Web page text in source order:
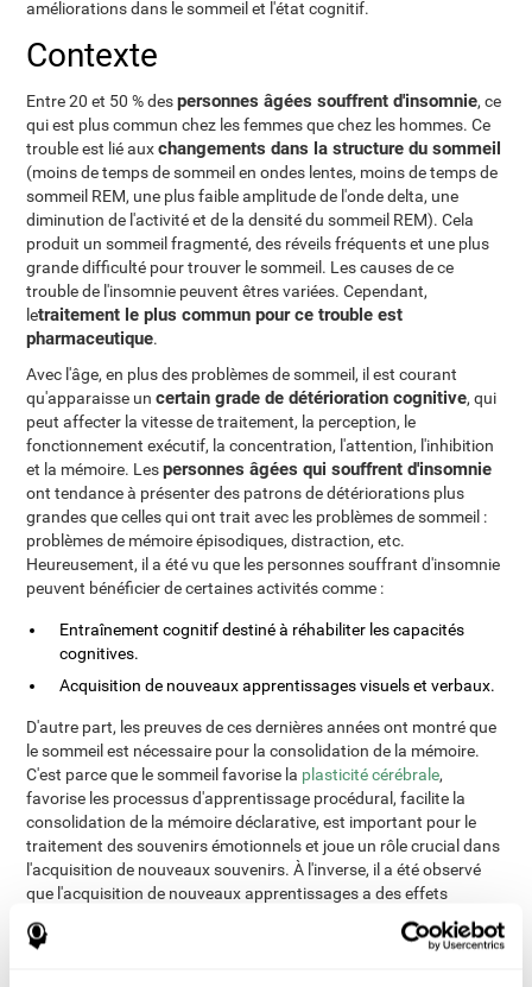
améliorations dans le sommeil et l'état cognitif.
Contexte
Entre 20 et 50 % despersonnes âgées souffrent d'insomnie, ce
qui est plus commun chez les femmes que chez les hommes. Ce
trouble est lié auxchangements dans la structure du sommeil
(moins de temps de sommeil en ondes lentes, moins de temps de
sommeil REM, une plus faible amplitude de l'onde delta, une
diminution de l'activité et de la densité du sommeil REM). Cela
produit un sommeil fragmenté, des réveils fréquents et une plus
grande difficulté pour trouver le sommeil. Les causes de ce
trouble de l'insomnie peuvent êtres variées. Cependant,
letraitement le plus commun pour ce trouble est
pharmaceutique.
Avec l'âge, en plus des problèmes de sommeil, il est courant
qu'apparaisse uncertain grade de détérioration cognitive, qui
peut affecter la vitesse de traitement, la perception, le
fonctionnement exécutif, la concentration, l'attention, l'inhibition
et la mémoire. Lespersonnes âgées qui souffrent d'insomnie
ont tendance à présenter des patrons de détériorations plus
grandes que celles qui ont trait avec les problèmes de sommeil :
problèmes de mémoire épisodiques, distraction, etc.
Heureusement, il a été vu que les personnes souffrant d'insomnie
peuvent bénéficier de certaines activités comme :
Entraînement cognitif destiné à réhabiliter les capacités
cognitives.
Acquisition de nouveaux apprentissages visuels et verbaux.
D'autre part, les preuves de ces dernières années ont montré que
le sommeil est nécessaire pour la consolidation de la mémoire.
C'est parce que le sommeil favorise la plasticité cérébrale,
favorise les processus d'apprentissage procédural, facilite la
consolidation de la mémoire déclarative, est important pour le
traitement des souvenirs émotionnels et joue un rôle crucial dans
l'acquisition de nouveaux souvenirs. À l'inverse, il a été observé
que l'acquisition de nouveaux apprentissages a des effets
positifs sur la structure du sommeil. Après l'apprentissage, la
proportion de sommeil REM augmente, les mouvements rapides